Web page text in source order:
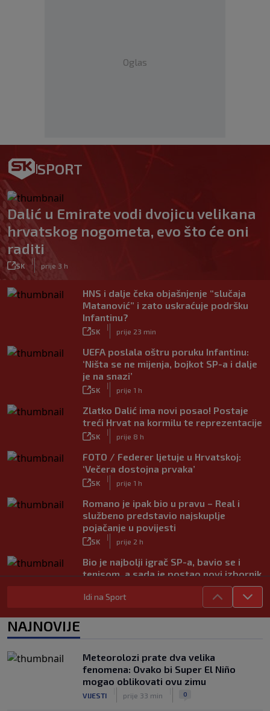
Oglas
SPORT
Dalić u Emirate vodi dvojicu velikana
hrvatskog nogometa, evo što će oni
raditi
SK
|
prije 3 h
HNS i dalje čeka objašnjenje “slučaja
Matanović” i zato uskraćuje podršku
Infantinu?
SK
|
prije 23 min
UEFA poslala oštru poruku Infantinu:
‘Ništa se ne mijenja, bojkot SP-a i dalje
je na snazi’
SK
|
prije 1 h
Zlatko Dalić ima novi posao! Postaje
treći Hrvat na kormilu te reprezentacije
SK
|
prije 8 h
FOTO / Federer ljetuje u Hrvatskoj:
‘Večera dostojna prvaka’
SK
|
prije 1 h
Romano je ipak bio u pravu – Real i
službeno predstavio najskuplje
pojačanje u povijesti
SK
|
prije 2 h
Bio je najbolji igrač SP-a, bavio se i
tenisom, a sada je postao novi izbornik
SK
|
prije 1 h
Pobjednički povratak Hajduka na
Preokret u najavi: Barcelona pokušava
Realu oteti Rodrija
SK prije 3 h
Idi na Sport
NAJNOVIJE
Meteorolozi prate dva velika
fenomena: Ovako bi Super El Niño
mogao oblikovati ovu zimu
VIJESTI prije 33 min 0